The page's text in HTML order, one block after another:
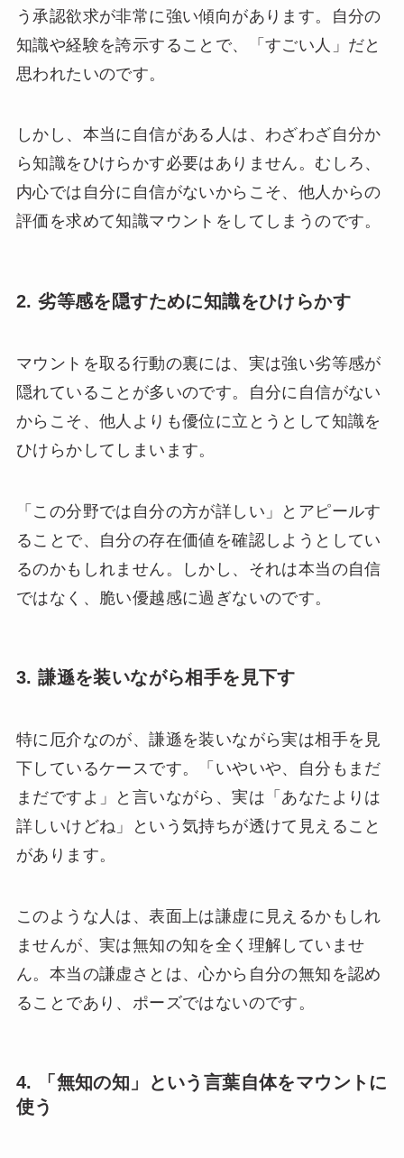
う承認欲求が非常に強い傾向があります。自分の
知識や経験を誇示することで、「すごい人」だと
思われたいのです。
しかし、本当に自信がある人は、わざわざ自分か
ら知識をひけらかす必要はありません。むしろ、
内心では自分に自信がないからこそ、他人からの
評価を求めて知識マウントをしてしまうのです。
2. 劣等感を隠すために知識をひけらかす
マウントを取る行動の裏には、実は強い劣等感が
隠れていることが多いのです。自分に自信がない
からこそ、他人よりも優位に立とうとして知識を
ひけらかしてしまいます。
「この分野では自分の方が詳しい」とアピールす
ることで、自分の存在価値を確認しようとしてい
るのかもしれません。しかし、それは本当の自信
ではなく、脆い優越感に過ぎないのです。
3. 謙遜を装いながら相手を見下す
特に厄介なのが、謙遜を装いながら実は相手を見
下しているケースです。「いやいや、自分もまだ
まだですよ」と言いながら、実は「あなたよりは
詳しいけどね」という気持ちが透けて見えること
があります。
このような人は、表面上は謙虚に見えるかもしれ
ませんが、実は無知の知を全く理解していませ
ん。本当の謙虚さとは、心から自分の無知を認め
ることであり、ポーズではないのです。
4. 「無知の知」という言葉自体をマウントに
使う